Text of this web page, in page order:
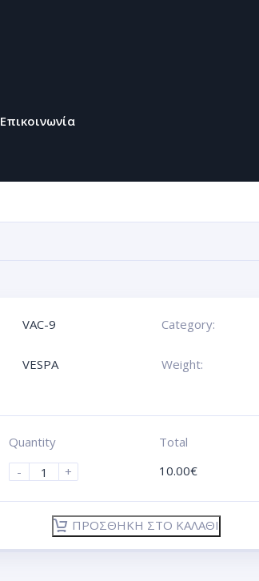
Επικοινωνία
VAC-9 Category:
VESPA Weight:
Quantity
-
+
Total
10.00€
ΠΡΟΣΘΉΚΗ ΣΤΟ ΚΑΛΆΘΙ